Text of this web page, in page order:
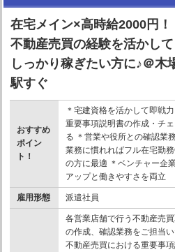
在宅メイン×高時給2000円！
不動産売買の経験を活かして
しっかり稼ぎたい方に♪＠木
駅すぐ
おすすめ
ポイン
ト！
＊宅建資格を活かして即戦
重要事項説明書の作成・チ
る ＊営業や役所との確認業
業務に慣れればフル在宅勤
の方に最適 ＊ベンチャー企
アップと働きやすさを両立
雇用形態 派遣社員
各営業店舗で行う不動産売
の作成、確認業務をご担当
不動産売買における重要事